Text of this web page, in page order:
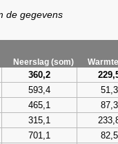
de gegevens
Neerslag (som)
360,2
593,4 51,3
465,1 87,3
315,1
701,1 82,5